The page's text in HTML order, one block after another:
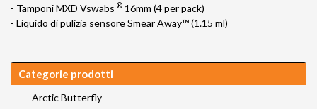
- Tamponi MXD Vswabs ® 16mm (4 per pack)
- Liquido di pulizia sensore Smear Away™ (1.15 ml)
Categorie prodotti
Arctic Butterfly